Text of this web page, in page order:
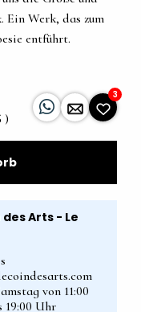
Ein Werk, das zum
entführt.
)
3
des Arts - Le
von 11:00
19:00 Uhr